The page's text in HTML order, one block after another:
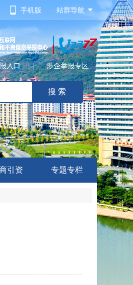
站群导航
手机版
入口 | 涉企举报专区
引资 专题专栏